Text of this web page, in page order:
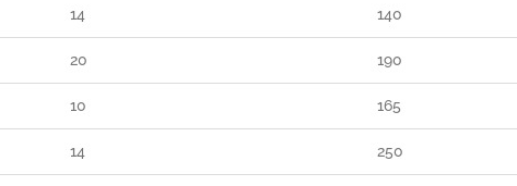
14 140
20 190
10 165
14 250